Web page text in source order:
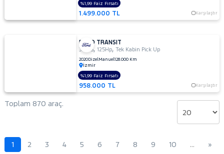
1.499.000 TL Karşılaştır
%1,99 Faiz Fırsatı
FORD TRANSIT
330 S,125Hp,Tek Kabin Pick Up
2020DizelManuel128.000 Km
İzmir
958.000 TL Karşılaştır
%1,99 Faiz Fırsatı
Toplam 870 araç.
1 2 3 4 5 6 7 8 9 10 …
»